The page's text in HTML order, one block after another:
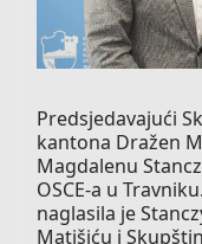
Predsjedavajući
kantona Dražen
Magdalenu
OSCE-a u
naglasila je
Matišiću i